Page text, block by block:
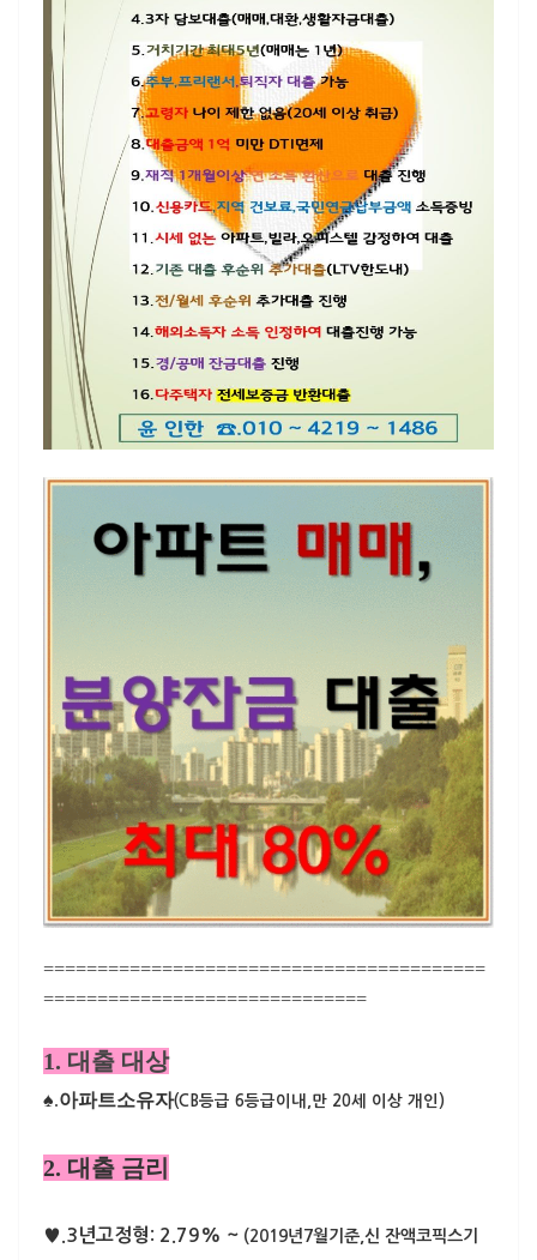
=========================================
==============================
1. 대출 대상
♠.아파트소유자(CB등급 6등급이내,만 20세 이상 개인)
2. 대출 금리
♥.3년고정형: 2.79% ~ (2019년7월기준,신 잔액코픽스기